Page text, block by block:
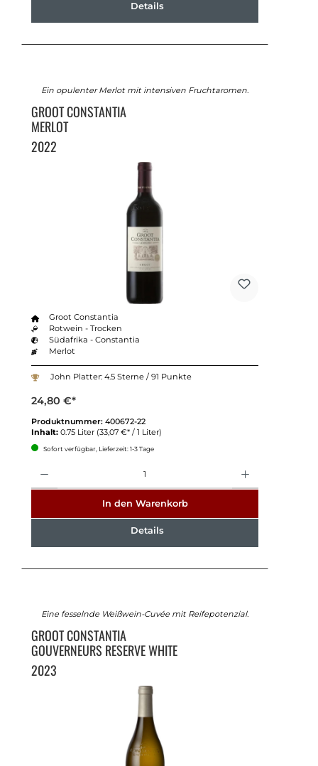
Details
Ein opulenter Merlot mit intensiven Fruchtaromen.
GROOT CONSTANTIA
MERLOT
2022
Groot Constantia
Rotwein - Trocken
Südafrika - Constantia
Merlot
John Platter: 4.5 Sterne / 91 Punkte
24,80 €*
Produktnummer: 400672-22
Inhalt: 0.75 Liter (33,07 €* / 1 Liter)
Sofort verfügbar, Lieferzeit: 1-3 Tage
In den Warenkorb
Details
Eine fesselnde Weißwein-Cuvée mit Reifepotenzial.
GROOT CONSTANTIA
GOUVERNEURS RESERVE WHITE
2023